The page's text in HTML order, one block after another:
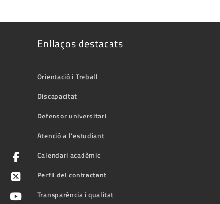
Enllaços destacats
Orientació i Treball
Discapacitat
Defensor universitari
Atenció a l'estudiant
Calendari acadèmic
Perfil del contractant
Transparència i qualitat